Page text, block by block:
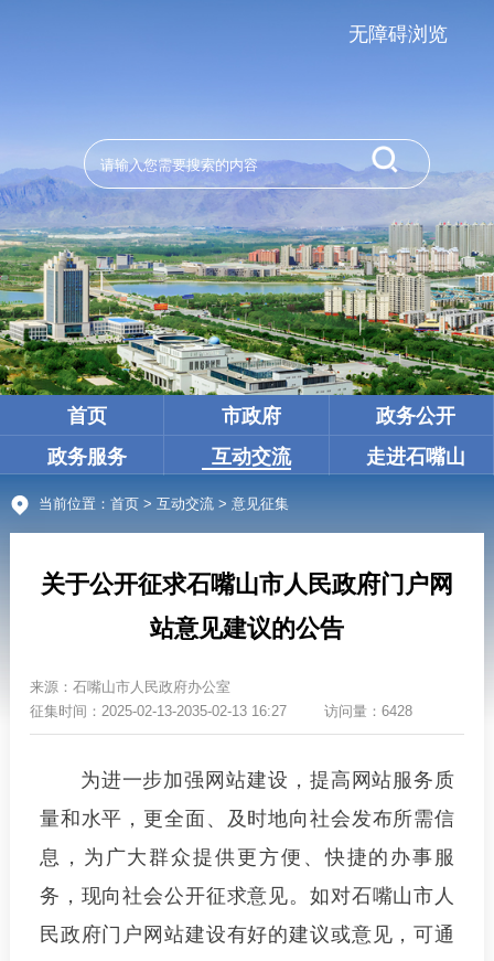
无障碍浏览
首页 市政府
政务公开
政务服务
互动交流 走进石嘴山
当前位置： 首页> 互动交流> 意见征集
关于公开征求石嘴山市人民政府门户网
站意见建议的公告
来源： 石嘴山市人民政府办公室
征集时间： 2025-02-13-2035-02-13 16:27 访问量：6428
为进一步加强网站建设，提高网站服务质
量和水平，更全面、及时地向社会发布所需信
息，为广大群众提供更方便、快捷的办事服
务，现向社会公开征求意见。如对石嘴山市人
民政府门户网站建设有好的建议或意见，可通